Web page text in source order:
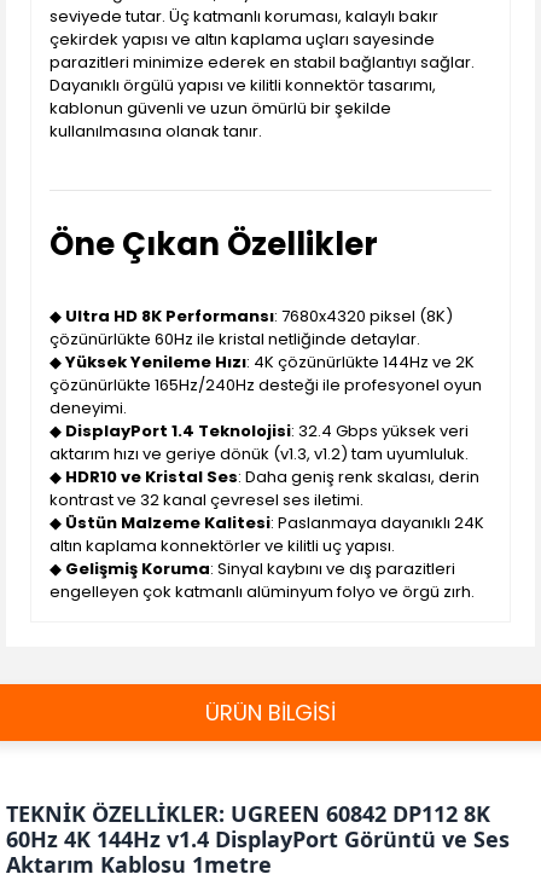
seviyede tutar. Üç katmanlı koruması, kalaylı bakır
çekirdek yapısı ve altın kaplama uçları sayesinde
parazitleri minimize ederek en stabil bağlantıyı sağlar.
Dayanıklı örgülü yapısı ve kilitli konnektör tasarımı,
kablonun güvenli ve uzun ömürlü bir şekilde
kullanılmasına olanak tanır.
Öne Çıkan Özellikler
◆ Ultra HD 8K Performansı: 7680x4320 piksel (8K)
çözünürlükte 60Hz ile kristal netliğinde detaylar.
◆Yüksek Yenileme Hızı: 4K çözünürlükte 144Hz ve 2K
çözünürlükte 165Hz/240Hz desteği ile profesyonel oyun
deneyimi.
◆ DisplayPort 1.4 Teknolojisi: 32.4 Gbps yüksek veri
aktarım hızı ve geriye dönük (v1.3, v1.2) tam uyumluluk.
◆ HDR10 ve Kristal Ses: Daha geniş renk skalası, derin
kontrast ve 32 kanal çevresel ses iletimi.
◆ Üstün Malzeme Kalitesi: Paslanmaya dayanıklı 24K
altın kaplama konnektörler ve kilitli uç yapısı.
◆ Gelişmiş Koruma: Sinyal kaybını ve dış parazitleri
engelleyen çok katmanlı alüminyum folyo ve örgü zırh.
ÜRÜN BİLGİSİ
TEKNİK ÖZELLİKLER: UGREEN 60842 DP112 8K
60Hz 4K 144Hz v1.4 DisplayPort Görüntü ve Ses
Aktarım Kablosu 1metre